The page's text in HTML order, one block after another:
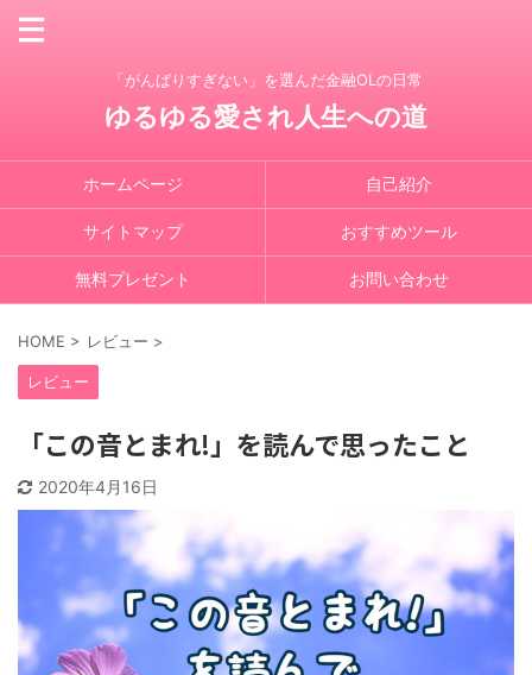
「がんばりすぎない」を選んだ金融OLの日常
ゆるゆる愛され人生への道
ホームページ 自己紹介
サイトマップ おすすめツール
無料プレゼント お問い合わせ
HOME > レビュー >
レビュー
「この音とまれ!」を読んで思ったこと
2020年4月16日